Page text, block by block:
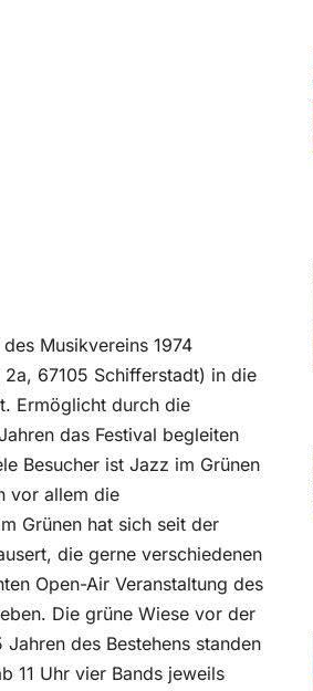
Musikvereins 1974
67105 Schifferstadt) in die
Ermöglicht durch die
das Festival begleiten
Besucher ist Jazz im Grünen
vor allem die
Grünen hat sich seit der
die gerne verschiedenen
Open-Air Veranstaltung des
Die grüne Wiese vor der
des Bestehens standen
11 Uhr vier Bands jeweils